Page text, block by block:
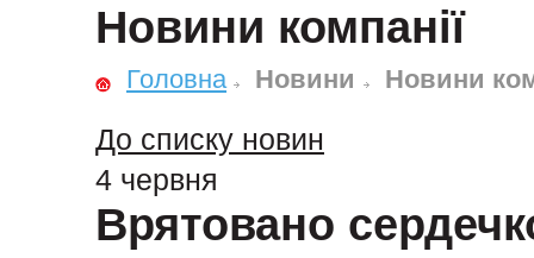
Новини компанії
Головна Новини Новини
До списку новин
4 червня
Врятовано